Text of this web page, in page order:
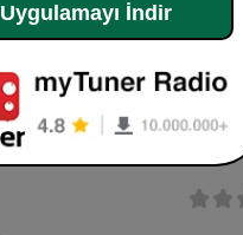
Uygulamayı İndir